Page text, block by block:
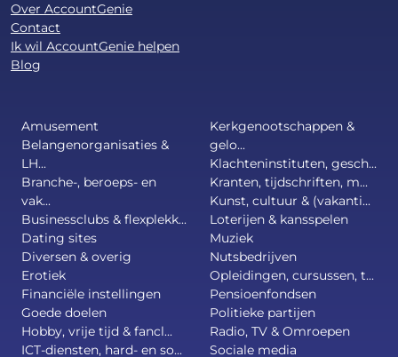
Over AccountGenie
Contact
Ik wil AccountGenie helpen
Blog
Amusement
Belangenorganisaties &
LH...
Branche-, beroeps- en
vak...
Businessclubs & flexplekk...
Dating sites
Diversen & overig
Erotiek
Financiële instellingen
Goede doelen
Hobby, vrije tijd & fancl...
ICT-diensten, hard- en so...
Kerkgenootschappen &
gelo...
Klachteninstituten, gesch...
Kranten, tijdschriften, m...
Kunst, cultuur & (vakanti...
Loterijen & kansspelen
Muziek
Nutsbedrijven
Opleidingen, cursussen, t...
Pensioenfondsen
Politieke partijen
Radio, TV & Omroepen
Sociale media